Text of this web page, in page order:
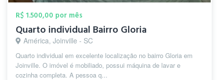
R$ 1.500,00 por mês
Quarto individual Bairro Gloria
América, Joinville - SC
Quarto individual em excelente localização no bairro Gloria em
Joinville. O imóvel é mobiliado, possui máquina de lavar e
cozinha completa. A pessoa q...